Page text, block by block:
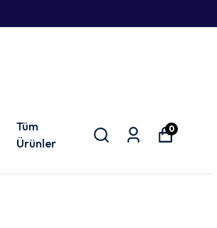
Tüm
Ürünler
0